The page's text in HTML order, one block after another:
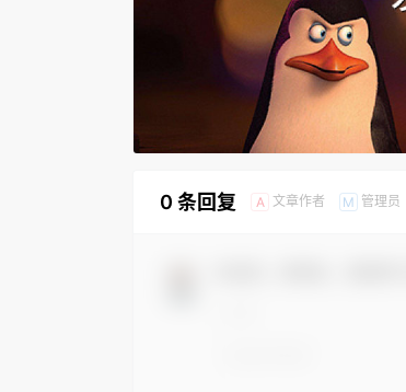
0 条回复 A 文章作者 M 管理员